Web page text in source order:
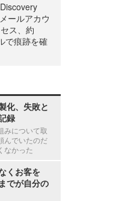
ールアカウ
ス、約
で痕跡を確
化、失敗と
録
みについて取
んでいたのだ
なかった
くお客を
でが自分の